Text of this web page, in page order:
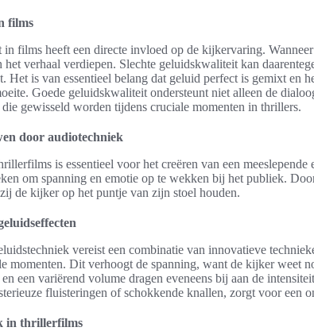
films
films heeft een directe invloed op de kijkervaring.
verhaal verdiepen. Slechte geluidskwaliteit kan
Het is van essentieel belang dat geluid perfect is gemixt en
Goede geluidskwaliteit ondersteunt niet alleen de
die gewisseld worden tijdens cruciale momenten in thrillers.
door audiotechniek
is essentieel voor het creëren van een
om spanning en emotie op te wekken bij het publiek.
de kijker op het puntje van zijn stoel houden.
vereist een combinatie van innovatieve
momenten. Dit verhoogt de spanning, want de kijker weet
een variërend volume dragen eveneens bij aan de
fluisteringen of schokkende knallen, zorgt voor een
in thrillerfilms